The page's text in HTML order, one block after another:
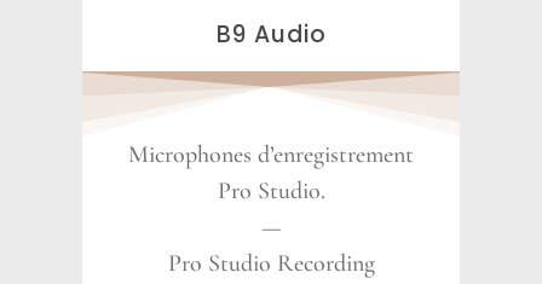
B9 Audio
Microphones d’enregistrement
Pro Studio.
—
Pro Studio Recording